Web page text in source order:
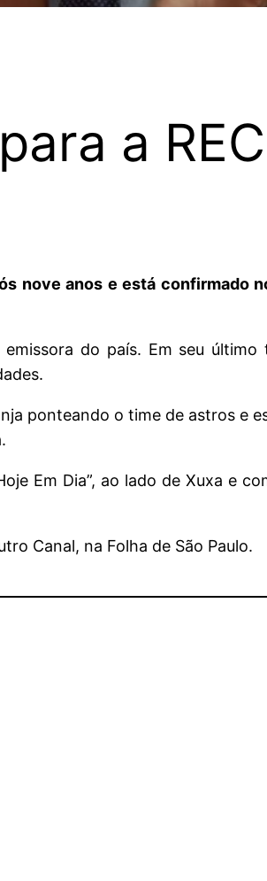
a
nove anos e está confirmado
do país. Em seu último
ponteando o time de astros e
Em Dia”, ao lado de Xuxa e
Canal, na Folha de São Paulo.